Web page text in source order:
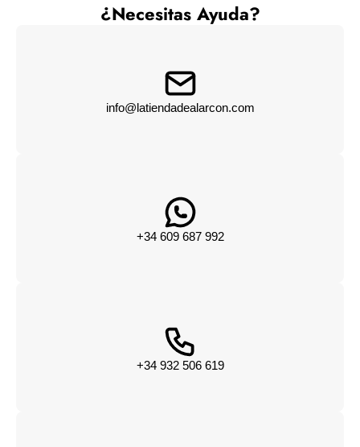
¿Necesitas Ayuda?
info@latiendadealarcon.com
+34 609 687 992
+34 932 506 619